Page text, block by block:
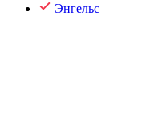
Энгельс